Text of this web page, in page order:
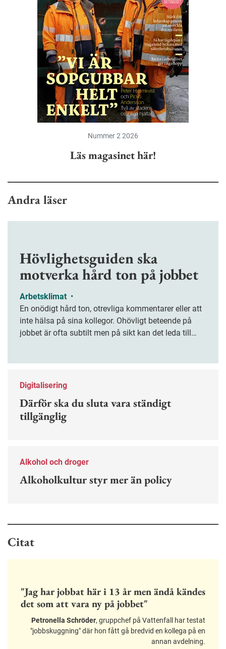
Nummer 2 2026
Läs magasinet här!
Andra läser
Hövlighetsguiden ska
motverka hård ton på jobbet
Arbetsklimat •
En onödigt hård ton, otrevliga kommentarer eller att
inte hälsa på sina kollegor. Ohövligt beteende på
jobbet är ofta subtilt men på sikt kan det leda till
Digitalisering
Därför ska du sluta vara ständigt
tillgänglig
Alkohol och droger
Alkoholkultur styr mer än policy
Citat
"Jag har jobbat här i 13 år men ändå kändes
det som att vara ny på jobbet"
Petronella Schröder, gruppchef på Vattenfall har testat
"jobbskuggning" där hon fått gå bredvid en kollega på en
annan avdelning.